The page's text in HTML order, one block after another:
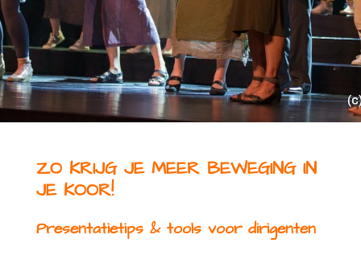
ZO KRIJG JE MEER BEWEGING IN
JE KOOR!
Presentatietips & tools voor dirigenten